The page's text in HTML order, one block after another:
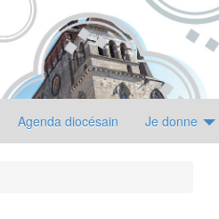
Agenda diocésain Je donne